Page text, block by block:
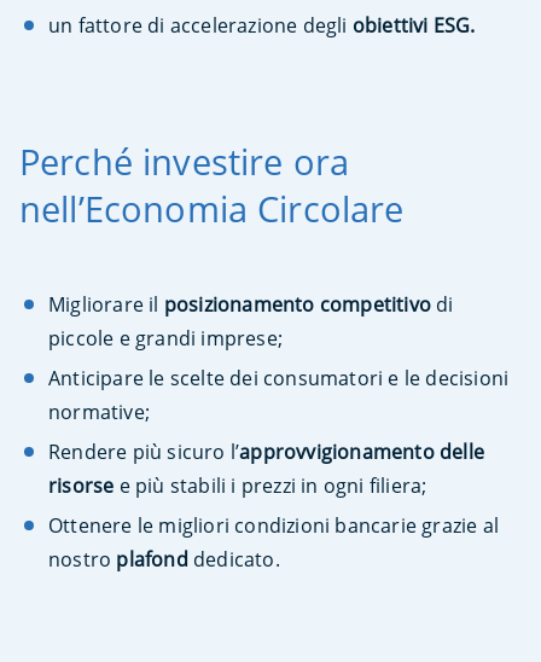
un fattore di accelerazione degli obiettivi ESG.
Perché investire ora
nell’Economia Circolare
Migliorare il posizionamento competitivo di
piccole e grandi imprese;
Anticipare le scelte dei consumatori e le decisioni
normative;
Rendere più sicuro l’approvvigionamento delle
risorse e più stabili i prezzi in ogni filiera;
Ottenere le migliori condizioni bancarie grazie al
nostro plafond dedicato.